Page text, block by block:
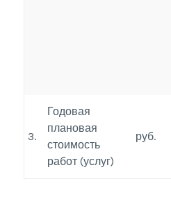
3.
Годовая
плановая
стоимость
работ (услуг)
руб.